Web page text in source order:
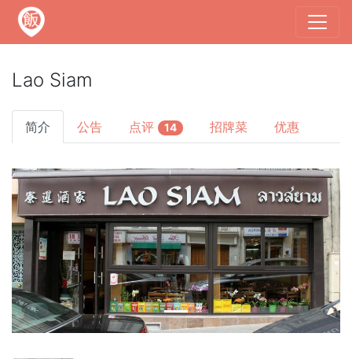
Lao Siam
简介 公告 点评 14 招牌菜 优惠